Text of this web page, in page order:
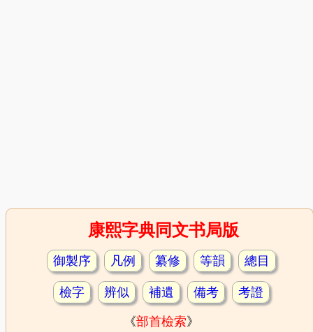
康熙字典同文书局版
御製序 凡例 纂修 等韻 總目
檢字 辨似 補遺 備考 考證
《部首檢索》